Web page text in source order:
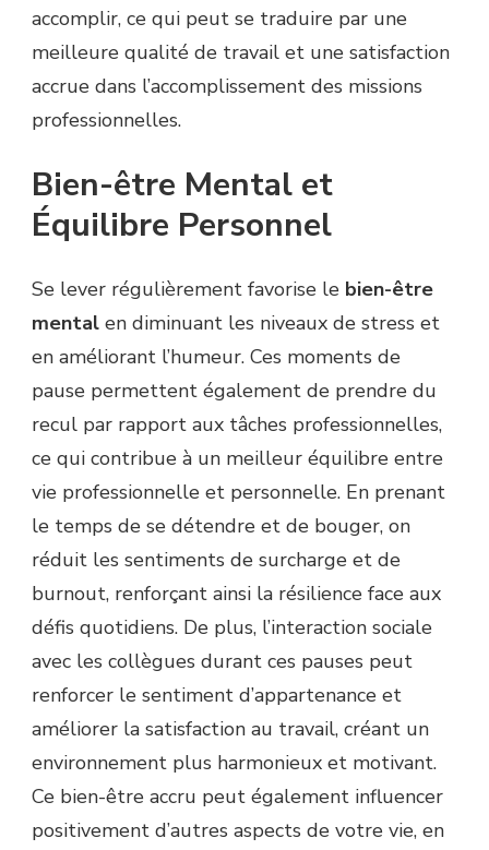
accomplir, ce qui peut se traduire par une
meilleure qualité de travail et une satisfaction
accrue dans l’accomplissement des missions
professionnelles.
Bien-être Mental et
Équilibre Personnel
Se lever régulièrement favorise le bien-être
mental en diminuant les niveaux de stress et
en améliorant l’humeur. Ces moments de
pause permettent également de prendre du
recul par rapport aux tâches professionnelles,
ce qui contribue à un meilleur équilibre entre
vie professionnelle et personnelle. En prenant
le temps de se détendre et de bouger, on
réduit les sentiments de surcharge et de
burnout, renforçant ainsi la résilience face aux
défis quotidiens. De plus, l’interaction sociale
avec les collègues durant ces pauses peut
renforcer le sentiment d’appartenance et
améliorer la satisfaction au travail, créant un
environnement plus harmonieux et motivant.
Ce bien-être accru peut également influencer
positivement d’autres aspects de votre vie, en